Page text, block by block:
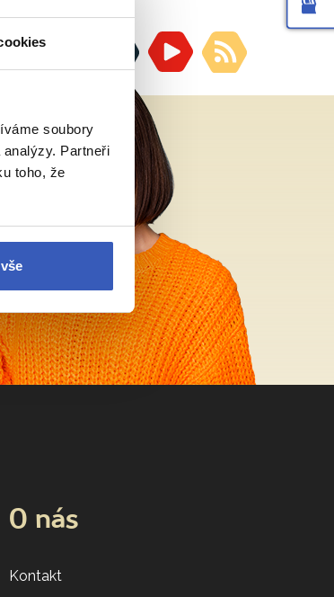
soubory
Partneři
toho, že
O nás
Kontakt